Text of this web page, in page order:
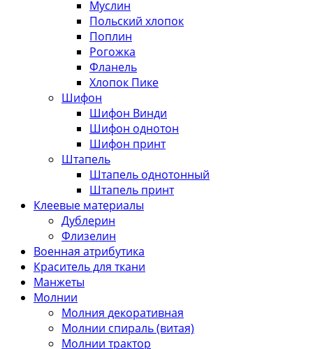
Муслин
Польский хлопок
Поплин
Рогожка
Фланель
Хлопок Пике
Шифон
Шифон Винди
Шифон однотон
Шифон принт
Штапель
Штапель однотонный
Штапель принт
Клеевые материалы
Дублерин
Флизелин
Военная атрибутика
Краситель для ткани
Манжеты
Молнии
Молния декоративная
Молнии спираль (витая)
Молнии трактор